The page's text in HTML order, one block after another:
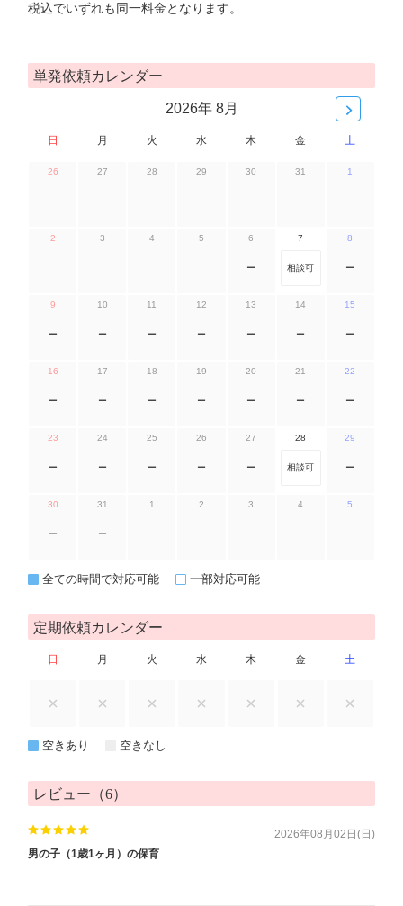
税込でいずれも同一料金となります。
単発依頼カレンダー
2026年 8月
日 月 火 水 木 金 土
26 27 28 29 30 31 1
2 3 4 5 6
ー
7
相談可
8
ー
9
ー
10
ー
11
ー
12
ー
13
ー
14
ー
15
ー
16
ー
17
ー
18
ー
19
ー
20
ー
21
ー
22
ー
23
ー
24
ー
25
ー
26
ー
27
ー
28
相談可
29
ー
30
ー
31
ー
1 2 3 4 5
全ての時間で対応可能 一部対応可能
定期依頼カレンダー
日 月 火 水 木 金 土
空きあり 空きなし
レビュー（6）
2026年08月02日(日)
男の子（1歳1ヶ月）の保育